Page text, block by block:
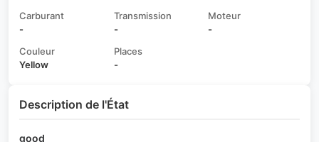
Carburant
-
Transmission
-
Moteur
-
Couleur
Yellow
Places
-
Description de l'État
good